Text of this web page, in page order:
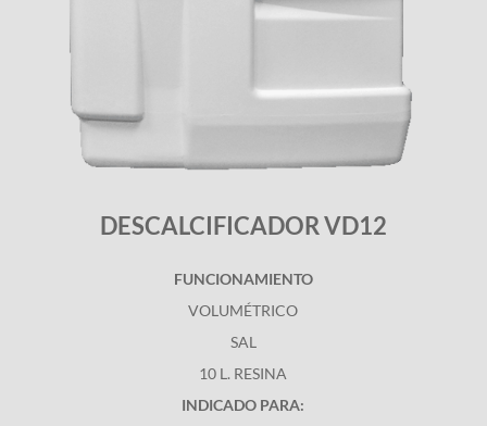
DESCALCIFICADOR VD12
FUNCIONAMIENTO
VOLUMÉTRICO
SAL
10 L. RESINA
INDICADO PARA: